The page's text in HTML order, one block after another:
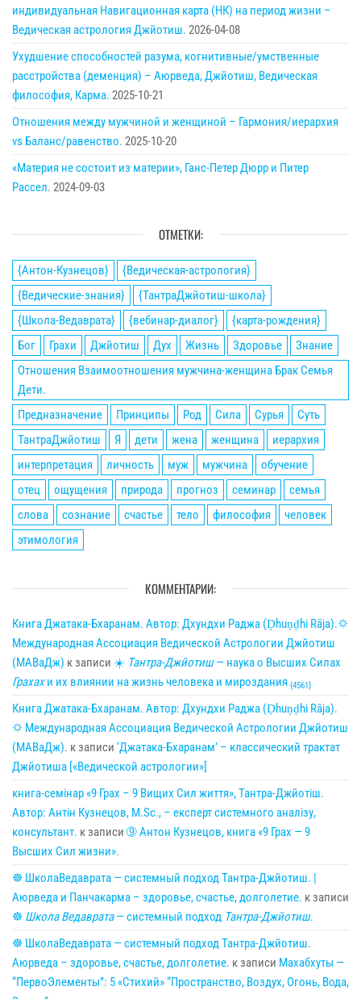
индивидуальная Навигационная карта (НК) на период жизни –
Ведическая астрология Джйотиш. 2026-04-08
Ухудшение способностей разума, когнитивные/умственные
расстройства (деменция) – Аюрведа, Джйотиш, Ведическая
философия, Карма. 2025-10-21
Отношения между мужчиной и женщиной – Гармония/иерархия
vs Баланс/равенство. 2025-10-20
«Материя не состоит из материи», Ганс-Петер Дюрр и Питер
Рассел. 2024-09-03
ОТМЕТКИ:
{Антон-Кузнецов}
{Ведическая-астрология}
{Ведические-знания}
{ТантраДжйотиш-школа}
{Школа-Ведаврата}
{вебинар-диалог}
{карта-рождения}
Бог
Грахи Джйотиш Дух Жизнь Здоровье
Знание
Отношения Взаимоотношения мужчина-женщина Брак Семья
Дети.
Предназначение
Принципы Род Сила Сурья
Суть
ТантраДжйотиш
Я дети жена женщина
иерархия
интерпретация
личность муж мужчина
обучение
отец
ощущения природа прогноз семинар
семья
слова
сознание счастье тело философия
человек
этимология
КОММЕНТАРИИ:
Книга Джатака-Бхаранам. Автор: Дхундхи Раджа (Ḍhuṇḍhi Rāja).🌣
Международная Ассоциация Ведической Астрологии Джйотиш
(МАВаДж) к записи ☀ Тантра-Джйотиш— наука о Высших Силах
Грахахи их влиянии на жизнь человека и мироздания {4561}
Книга Джатака-Бхаранам. Автор: Дхундхи Раджа (Ḍhuṇḍhi Rāja).
🌣 Международная Ассоциация Ведической Астрологии Джйотиш
(МАВаДж). к записи ‘Джатака-Бхаранам’ – классический трактат
Джйотиша [«Ведической астрологии»]
книга-семінар «9 Грах – 9 Вищих Сил життя», Тантра-Джйотіш.
Автор: Антін Кузнецов, M.Sc., – експерт системного аналізу,
консультант. к записи ➈ Антон Кузнецов, книга «9 Грах — 9
Высших Сил жизни».
☸ ШколаВедаврата — системный подход Тантра-Джйотиш. |
Аюрведа и Панчакарма – здоровье, счастье, долголетие. к записи
☸ Школа Ведаврата— системный подход Тантра-Джйотиш.
☸ ШколаВедаврата — системный подход Тантра-Джйотиш.
Аюрведа – здоровье, счастье, долголетие. к записи Махабхуты —
“ПервоЭлементы”: 5 «Стихий» “Пространство, Воздух, Огонь, Вода,